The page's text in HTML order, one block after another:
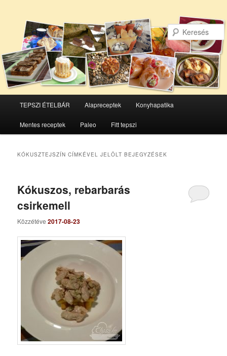
Tovább
az
Tovább
a
másodlagos
TEPSZI ÉTELBÁR Alapreceptek Konyhapatika
Mentes receptek Paleo Fitt tepszi
KÓKUSZTEJSZÍN CÍMKÉVEL JELÖLT BEJEGYZÉSEK
Kókuszos, rebarbarás
csirkemell
Közzétéve2017-08-23